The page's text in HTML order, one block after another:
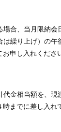
場合、当月限納
は繰り上げ）の午
申し入れくださ
代金相当額を、
までに差し入れ